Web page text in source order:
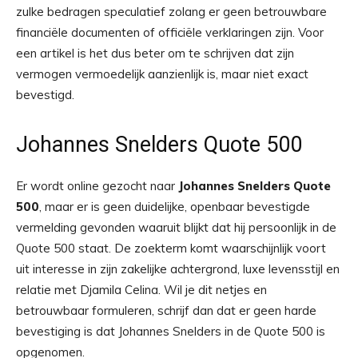
zulke bedragen speculatief zolang er geen betrouwbare
financiële documenten of officiële verklaringen zijn. Voor
een artikel is het dus beter om te schrijven dat zijn
vermogen vermoedelijk aanzienlijk is, maar niet exact
bevestigd.
Johannes Snelders Quote 500
Er wordt online gezocht naar Johannes Snelders Quote
500, maar er is geen duidelijke, openbaar bevestigde
vermelding gevonden waaruit blijkt dat hij persoonlijk in de
Quote 500 staat. De zoekterm komt waarschijnlijk voort
uit interesse in zijn zakelijke achtergrond, luxe levensstijl en
relatie met Djamila Celina. Wil je dit netjes en
betrouwbaar formuleren, schrijf dan dat er geen harde
bevestiging is dat Johannes Snelders in de Quote 500 is
opgenomen.